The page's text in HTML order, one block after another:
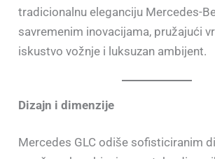
tradicionalnu eleganciju Mercedes-
savremenim inovacijama, pružajući
iskustvo vožnje i luksuzan ambijent.
Dizajn i dimenzije
Mercedes GLC odiše sofisticiranim